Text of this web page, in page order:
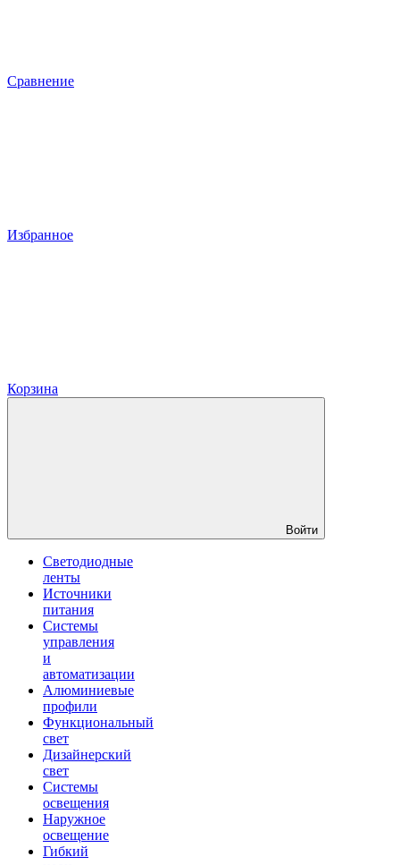
Сравнение
Избранное
Корзина
Войти
Светодиодные
ленты
Источники
питания
Системы
управления
и
автоматизации
Алюминиевые
профили
Функциональный
свет
Дизайнерский
свет
Системы
освещения
Наружное
освещение
Гибкий